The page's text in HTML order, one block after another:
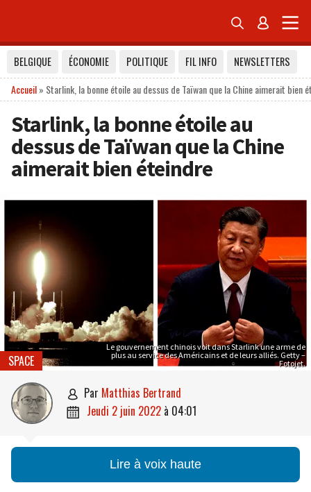
 
BELGIQUE ÉCONOMIE POLITIQUE FIL INFO
NEWSLETTERS
Accueil» Starlink, la bonne étoile au dessus de Taïwan que la Chine aimerait bien
Starlink, la bonne étoile au
dessus de Taïwan que la Chine
aimerait bien éteindre
Le gouvernement chinois voit dans Starlink une arme de
plus au service des Américains et de leurs alliés. Getty –
Fotojet.
SPACE
 par Matthias Bertrand
 jeudi 2 juin 2022 à 04:01
Lire à voix haute